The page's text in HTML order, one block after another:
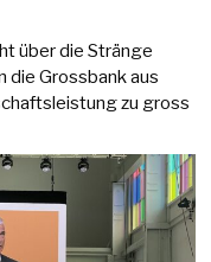
über die Stränge
die Grossbank aus
zu gross